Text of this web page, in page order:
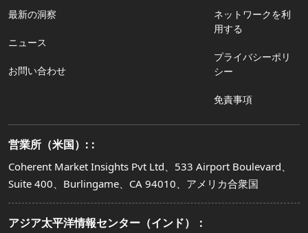
最新の洞察
ニュース
お問い合わせ
ネットワークを利
用する
プライバシーポリ
シー
免責事項
営業所（米国）: :
Coherent Market Insights Pvt Ltd、533 Airport Boulevard、
Suite 400、Burlingame、CA 94010、アメリカ合衆国
アジア太平洋情報センター（インド）：